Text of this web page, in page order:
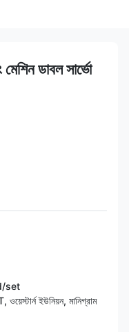
ডাবল সার্ভো
set
ইউনিয়ন, মানিগ্রাম